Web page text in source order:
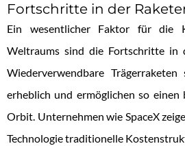
Fortschritte in der
Ein wesentlicher Faktor für die
Weltraums sind die Fortschritte in
Wiederverwendbare
erheblich und ermöglichen so einen
Orbit. Unternehmen wie SpaceX
Technologie traditionelle